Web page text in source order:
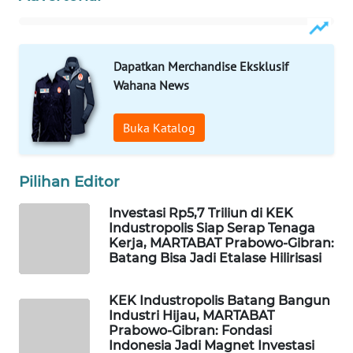
Dapatkan Merchandise Eksklusif
Wahana News
Buka Katalog
Pilihan Editor
Investasi Rp5,7 Triliun di KEK
Industropolis Siap Serap Tenaga
Kerja, MARTABAT Prabowo-Gibran:
Batang Bisa Jadi Etalase Hilirisasi
KEK Industropolis Batang Bangun
Industri Hijau, MARTABAT
Prabowo-Gibran: Fondasi
Indonesia Jadi Magnet Investasi
PERSONA
WAHANA
OTOMOTIF
WAHANA
HEALTH
DESA
Wahana